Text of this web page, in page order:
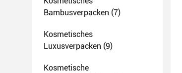
Bambusverpacken (7)
Kosmetisches
Luxusverpacken (9)
Kosmetische